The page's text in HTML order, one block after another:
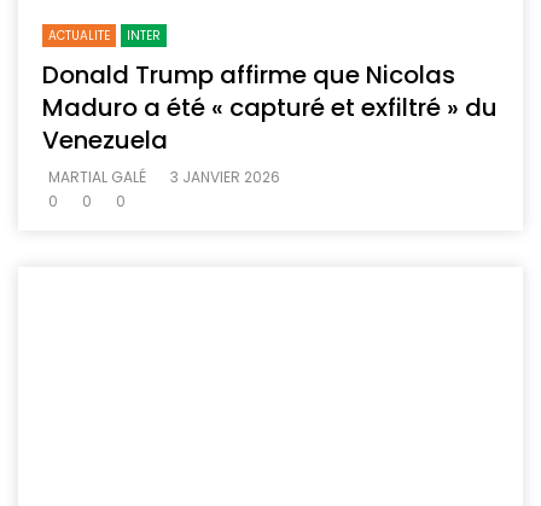
ACTUALITE INTER
Donald Trump affirme que Nicolas
Maduro a été « capturé et exfiltré » du
Venezuela
MARTIAL GALÉ
3 JANVIER 2026
0
0 0